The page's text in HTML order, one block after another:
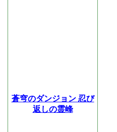
蒼穹のダンジョン 忍び
返しの霊峰